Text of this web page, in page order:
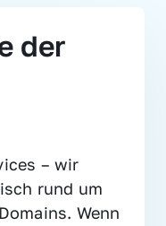
der
– wir
rund um
Wenn